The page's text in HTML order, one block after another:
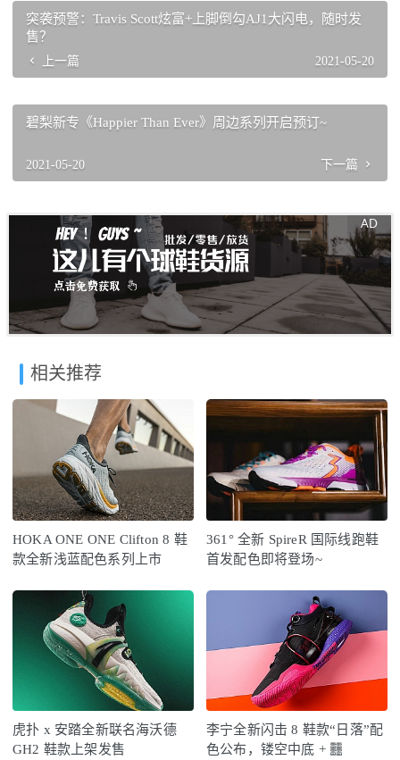
突袭预警：Travis Scott炫富+上脚倒勾AJ1大闪电，随时发
售？
上一篇 2021-05-20
碧梨新专《Happier Than Ever》周边系列开启预订~
2021-05-20 下一篇
相关推荐
HOKA ONE ONE Clifton 8 鞋
款全新浅蓝配色系列上市
361° 全新 SpireR 国际线跑鞋
首发配色即将登场~
虎扑 x 安踏全新联名海沃德
GH2 鞋款上架发售
李宁全新闪击 8 鞋款“日落”配
色公布，镂空中底 + 䨻